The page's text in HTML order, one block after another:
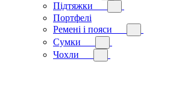
Підтяжки
Портфелі
Ремені і пояси
Сумки
Чохли